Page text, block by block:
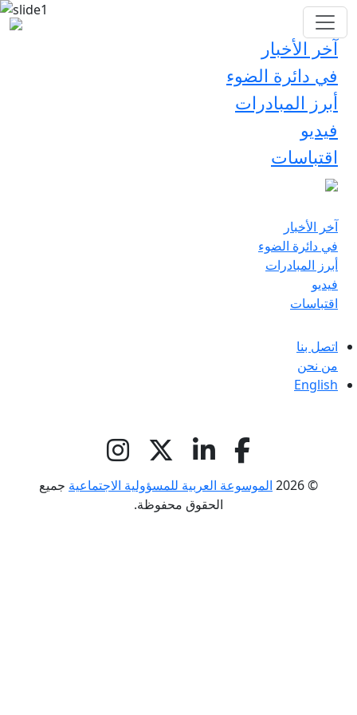
آخر الأخبار
في دائرة الضوء
أبرز المبادرات
فيديو
اقتباسات
آخر الأخبار
في دائرة الضوء
أبرز المبادرات
فيديو
اقتباسات
اتصل بنا
من نحن
English
© 2026 الموسوعة العربية للمسؤولية الاجتماعية جميع
الحقوق محفوظة.